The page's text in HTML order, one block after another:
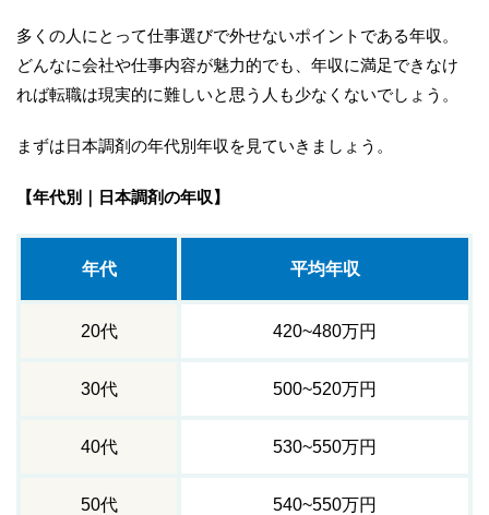
多くの人にとって仕事選びで外せないポイントである年収。
どんなに会社や仕事内容が魅力的でも、年収に満足できなけ
れば転職は現実的に難しいと思う人も少なくないでしょう。
まずは日本調剤の年代別年収を見ていきましょう。
【年代別｜日本調剤の年収】
年代 平均年収
20代 420~480万円
30代 500~520万円
40代 530~550万円
50代 540~550万円